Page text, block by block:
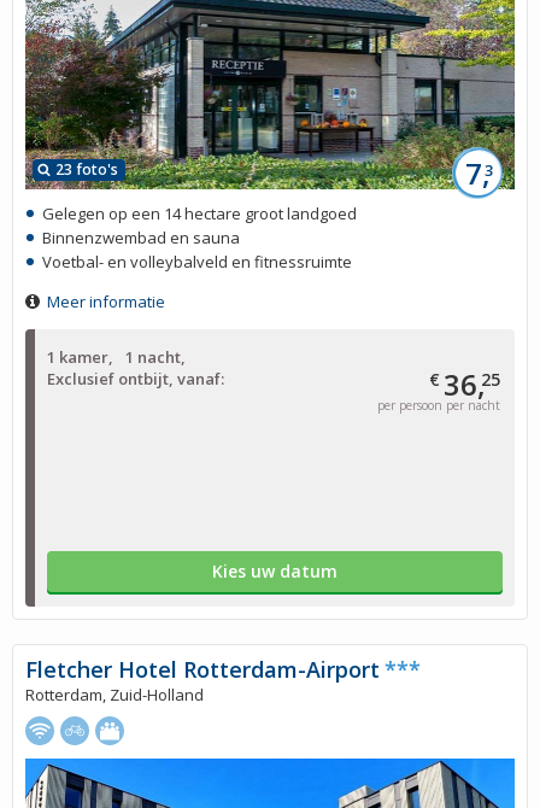
1 kamer
1 nacht
Exclusief ontbijt, vanaf:
€ 36,25
per persoon per nacht
Kies uw datum
23 foto's 7,3
Gelegen op een 14 hectare groot landgoed
Binnenzwembad en sauna
Voetbal- en volleybalveld en fitnessruimte
Meer informatie
Fletcher Hotel Rotterdam-Airport ***
Rotterdam, Zuid-Holland